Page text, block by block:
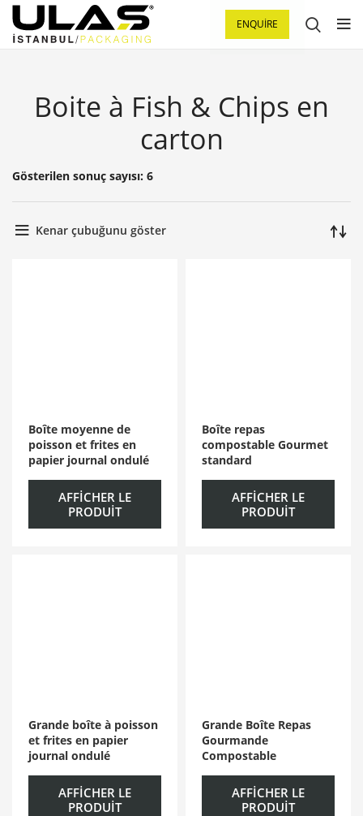
ENQUIRE
Boite à Fish & Chips en
carton
Gösterilen sonuç sayısı: 6
Kenar çubuğunu göster
Boîte moyenne de
poisson et frites en
papier journal ondulé
AFFICHER LE
PRODUIT
Boîte repas
compostable Gourmet
standard
AFFICHER LE
PRODUIT
Grande boîte à poisson
et frites en papier
journal ondulé
AFFICHER LE
PRODUIT
Grande Boîte Repas
Gourmande
Compostable
AFFICHER LE
PRODUIT